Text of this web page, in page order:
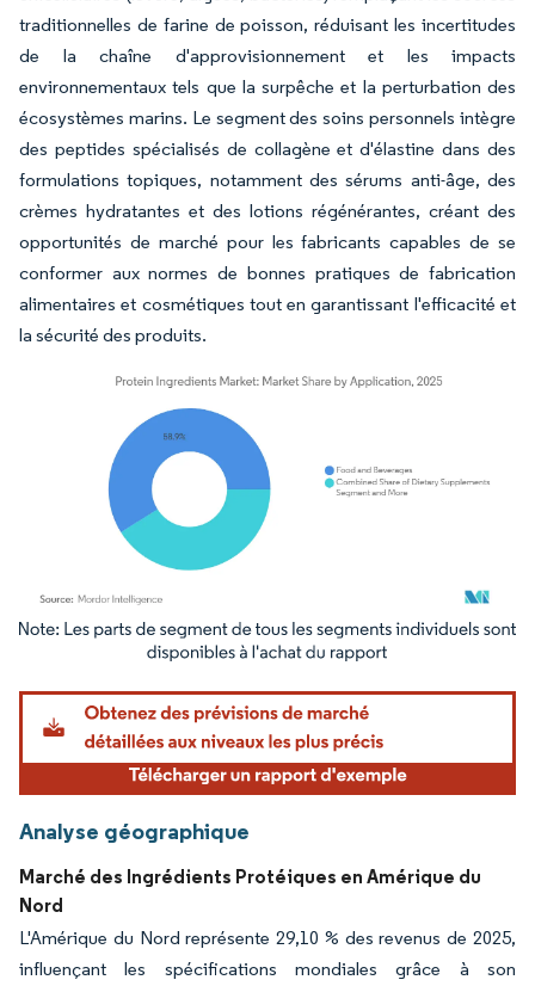
traditionnelles de farine de poisson, réduisant les incertitudes
de la chaîne d'approvisionnement et les impacts
environnementaux tels que la surpêche et la perturbation des
écosystèmes marins. Le segment des soins personnels intègre
des peptides spécialisés de collagène et d'élastine dans des
formulations topiques, notamment des sérums anti-âge, des
crèmes hydratantes et des lotions régénérantes, créant des
opportunités de marché pour les fabricants capables de se
conformer aux normes de bonnes pratiques de fabrication
alimentaires et cosmétiques tout en garantissant l'efficacité et
la sécurité des produits.
Image © Mordor Intelligence. La réutilisation nécessite une attribution sous CC BY
Analyse géographique
Marché des Ingrédients Protéiques en Amérique du
Nord
L'Amérique du Nord représente 29,10 % des revenus de 2025,
influençant les spécifications mondiales grâce à son